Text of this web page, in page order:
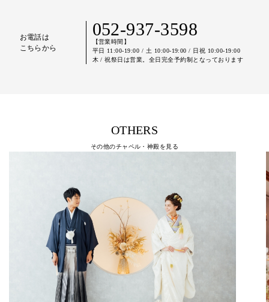
お電話は
こちらから
052-937-3598
【営業時間】
平日 11:00-19:00 / 土 10:00-19:00 / 日祝 10:00-19:00
木 / 祝祭日は営業。全日完全予約制となっております
OTHERS
その他のチャペル・神殿を見る